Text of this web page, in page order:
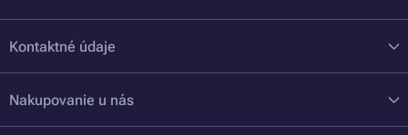
Kontaktné údaje
Nakupovanie u nás